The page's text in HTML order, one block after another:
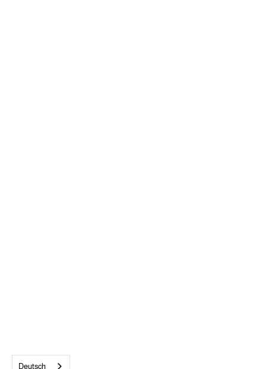
ALLE AKZEPTIEREN
Deutsch